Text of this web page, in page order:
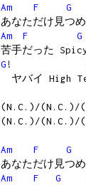
Am F G
あなただけ見つ
Am
F G
苦手だった
G !
ヤバイ High
(N.C.)/(N.C.)/
(N.C.)/(N.C.)/
Am F G
あなただけ見つ
Am
F G